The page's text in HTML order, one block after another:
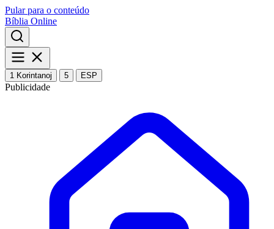
Pular para o conteúdo
Bíblia Online
1 Korintanoj 5 ESP
Publicidade